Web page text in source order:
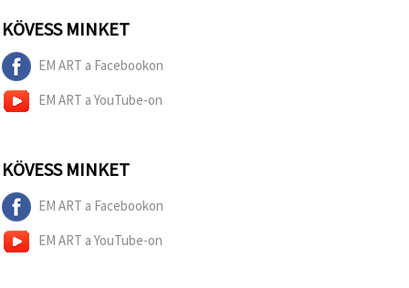
KÖVESS MINKET
EM ART a Facebookon
EM ART a YouTube-on
KÖVESS MINKET
EM ART a Facebookon
EM ART a YouTube-on